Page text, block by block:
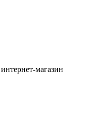
магазин